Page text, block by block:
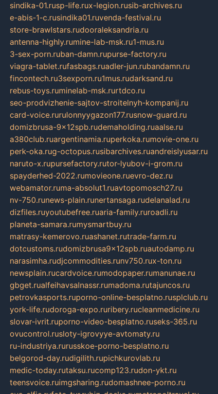
sindika-01.rusp-life.rux-legion.rusib-archives.ru
e-abis-1-c.rusindika01.ruvenda-festival.ru
store-brawlstars.rudooraleksandria.ru
antenna-highly.rumine-lab-msk.ru1-mus.ru
3-sex-porn.ruban-damn.rupurse-factory.ru
viagra-tablet.rufasbags.ruadler-jun.rubandamn.ru
fincontech.ru3sexporn.ru1mus.rudarksand.ru
rebus-toys.ruminelab-msk.rurtdco.ru
seo-prodvizhenie-sajtov-stroitelnyh-kompanij.ru
card-voice.rurulonnyygazon177.rusnow-guard.ru
domizbrusa-9x12spb.rudemaholding.ruaalse.ru
a380club.ruargentinamia.ruperkoka.rumovie-one.ru
perk-oka.rug-octopus.rusibarchives.ruandreislyusar.ru
naruto-x.rupursefactory.rutor-lyubov-i-grom.ru
spayderhed-2022.rumovieone.ruevro-dez.ru
webamator.ruma-absolut1.ruavtopomosch27.ru
nv-750.runews-plain.runertansaga.rudelanalad.ru
dizfiles.ruyoutubefree.ruaria-family.ruroadli.ru
planeta-samara.rumysmartbuy.ru
matrasy-kemerovo.ruashanet.rutrade-farm.ru
dotcustoms.rudomizbrusa9x12spb.ruautodamp.ru
narasimha.rudjcommodities.runv750.rux-ton.ru
newsplain.rucardvoice.rumodopaper.rumanunae.ru
gbget.rualfeihavsalnassr.rumadoma.rutajuncos.ru
petrovkasports.ruporno-online-besplatno.rusplclub.ru
york-life.rudoroga-expo.ruribery.rucleanmedicine.ru
slovar-ivrit.ruporno-video-besplatno.ruseks-365.ru
ovucontrol.rusloty-igrovyye-avtomaty.ru
ru-industriya.rurusskoe-porno-besplatno.ru
belgorod-day.rudigilith.rupichkurovlab.ru
medic-today.rutaksu.rucomp123.rudon-ykt.ru
teensvoice.ruimgsharing.rudomashnee-porno.ru